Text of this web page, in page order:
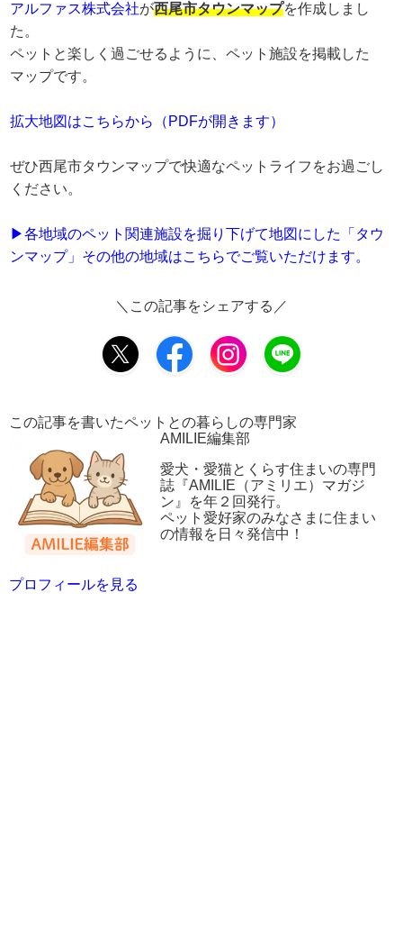
アルファス株式会社が西尾市タウンマップを作成しまし
た。
ペットと楽しく過ごせるように、ペット施設を掲載した
マップです。
拡大地図はこちらから（PDFが開きます）
ぜひ西尾市タウンマップで快適なペットライフをお過ごし
ください。
▶︎各地域のペット関連施設を掘り下げて地図にした「タウ
ンマップ」その他の地域はこちらでご覧いただけます。
＼この記事をシェアする／
この記事を書いたペットとの暮らしの専門家
AMILIE編集部
愛犬・愛猫とくらす住まいの専門
誌『AMILIE（アミリエ）マガジ
ン』を年２回発行。
ペット愛好家のみなさまに住まい
の情報を日々発信中！
プロフィールを見る